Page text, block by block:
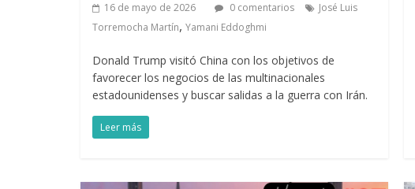
16 de mayo de 2026 0 comentarios
José Luis
Torremocha Martín, Yamani Eddoghmi
Donald Trump visitó China con los objetivos de
favorecer los negocios de las multinacionales
estadounidenses y buscar salidas a la guerra con Irán.
Leer más